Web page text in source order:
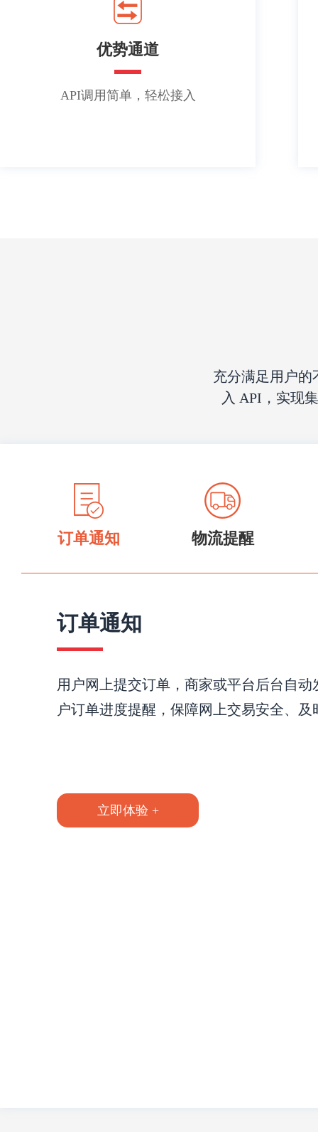
优势通道
API调用简单，轻松接入
充分满足用户的
入 API，实现
订单通知 物流提醒
订单通知
用户网上提交订单，商家或平台后台自动
户订单进度提醒，保障网上交易安全、及
立即体验 +